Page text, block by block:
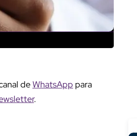
deWhatsApp para
.